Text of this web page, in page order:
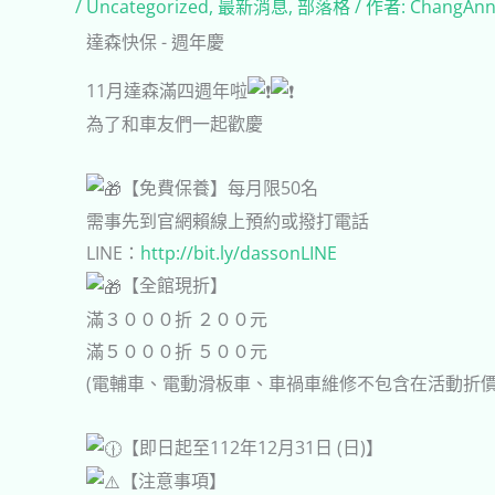
/ Uncategorized, 最新消息, 部落格/ 作者: ChangAnn
達森快保 - 週年慶
11月達森滿四週年啦
為了和車友們一起歡慶
【免費保養】每月限50名
需事先到官網賴線上預約或撥打電話
LINE： http://bit.ly/dassonLINE
【全館現折】
滿３０００折 ２００元
滿５０００折 ５００元
(電輔車、電動滑板車、車禍車維修不包含在活動折
【即日起至112年12月31日 (日)】
【注意事項】